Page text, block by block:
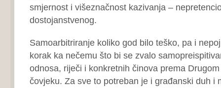
smjernost i višeznačnost kazivanja –
dostojanstvenog.
Samoarbitriranje koliko god bilo teško, pa i
korak ka nečemu što bi se zvalo
odnosa, riječi i konkretnih činova prema
čovjeku. Za sve to potreban je i građanski duh i